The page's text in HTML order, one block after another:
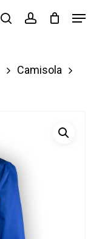
searchaccount
Menu
Camisola